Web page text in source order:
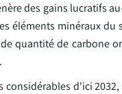
des gains lucratifs
éléments minéraux du
quantité de carbone
d'ici